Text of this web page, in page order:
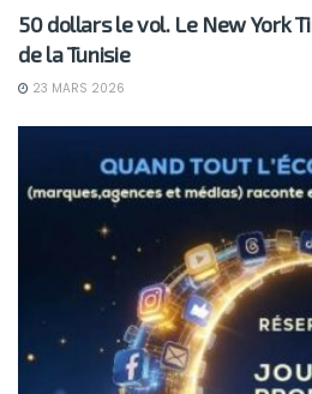
50 dollars le vol. Le New York
de la Tunisie
23 MARS 2026